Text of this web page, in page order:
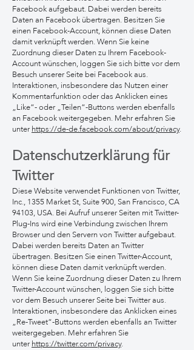
Facebook aufgebaut. Dabei werden bereits
Daten an Facebook übertragen. Besitzen Sie
einen Facebook-Account, können diese Daten
damit verknüpft werden. Wenn Sie keine
Zuordnung dieser Daten zu Ihrem Facebook-
Account wünschen, loggen Sie sich bitte vor dem
Besuch unserer Seite bei Facebook aus.
Interaktionen, insbesondere das Nutzen einer
Kommentarfunktion oder das Anklicken eines
„Like“- oder „Teilen“-Buttons werden ebenfalls
an Facebook weitergegeben. Mehr erfahren Sie
unterhttps://de-de.facebook.com/about/privacy.
Datenschutzerklärung für
Twitter
Diese Website verwendet Funktionen von Twitter,
Inc., 1355 Market St, Suite 900, San Francisco, CA
94103, USA. Bei Aufruf unserer Seiten mit Twitter-
Plug-Ins wird eine Verbindung zwischen Ihrem
Browser und den Servern von Twitter aufgebaut.
Dabei werden bereits Daten an Twitter
übertragen. Besitzen Sie einen Twitter-Account,
können diese Daten damit verknüpft werden.
Wenn Sie keine Zuordnung dieser Daten zu Ihrem
Twitter-Account wünschen, loggen Sie sich bitte
vor dem Besuch unserer Seite bei Twitter aus.
Interaktionen, insbesondere das Anklicken eines
„Re-Tweet“-Buttons werden ebenfalls an Twitter
weitergegeben. Mehr erfahren Sie
unterhttps://twitter.com/privacy.